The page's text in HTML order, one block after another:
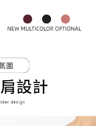
帳號之用戶狀況，依本公司即
之情形，本公司將視審查結果
冊。若發現惡意使用之情形，
用額度並採取法律行動。